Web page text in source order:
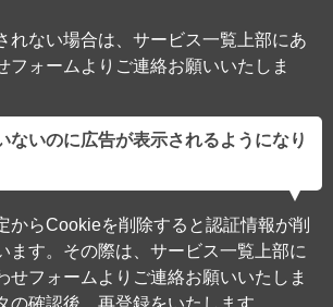
れない場合は、サービス一覧上部にあ
フォームよりご連絡お願いいたしま
ないのに広告が表示されるようになり
からCookieを削除すると認証情報が削
ます。その際は、サービス一覧上部に
せフォームよりご連絡お願いいたしま